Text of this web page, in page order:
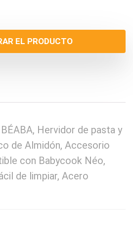
EL PRODUCTO
BÉABA, Hervidor de pasta y
de Almidón, Accesorio
con Babycook Néo,
de limpiar, Acero